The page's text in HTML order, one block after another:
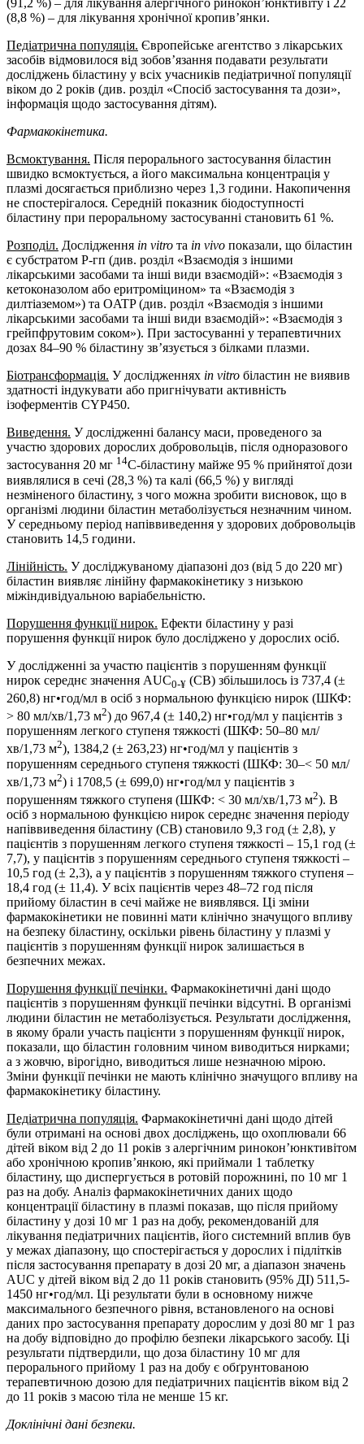
(91,2 %) – для лікування алергічного ринокон’юнктивіту і 22
(8,8 %) – для лікування хронічної кропив’янки.
Педіатрична популяція. Європейське агентство з лікарських
засобів відмовилося від зобов’язання подавати результати
досліджень біластину у всіх учасників педіатричної популяції
віком до 2 років (див. розділ «Спосіб застосування та дози»,
інформація щодо застосування дітям).
Фармакокінетика.
Всмоктування. Після перорального застосування біластин
швидко всмоктується, а його максимальна концентрація у
плазмі досягається приблизно через 1,3 години. Накопичення
не спостерігалося. Середній показник біодоступності
біластину при пероральному застосуванні становить 61 %.
Розподіл. Дослідження in vitro та in vivo показали, що біластин
є субстратом P-гп (див. розділ «Взаємодія з іншими
лікарськими засобами та інші види взаємодій»: «Взаємодія з
кетоконазолом або еритроміцином» та «Взаємодія з
дилтіаземом») та OATP (див. розділ «Взаємодія з іншими
лікарськими засобами та інші види взаємодій»: «Взаємодія з
грейпфрутовим соком»). При застосуванні у терапевтичних
дозах 84–90 % біластину зв’язується з білками плазми.
Біотрансформація. У дослідженнях in vitro біластин не виявив
здатності індукувати або пригнічувати активність
ізоферментів CYP450.
Виведення. У дослідженні балансу маси, проведеного за
участю здорових дорослих добровольців, після одноразового
застосування 20 мг 14C-біластину майже 95 % прийнятої дози
виявлялися в сечі (28,3 %) та калі (66,5 %) у вигляді
незміненого біластину, з чого можна зробити висновок, що в
організмі людини біластин метаболізується незначним чином.
У середньому період напіввиведення у здорових добровольців
становить 14,5 години.
Лінійність. У досліджуваному діапазоні доз (від 5 до 220 мг)
біластин виявляє лінійну фармакокінетику з низькою
міжіндивідуальною варіабельністю.
Порушення функції нирок. Ефекти біластину у разі
порушення функції нирок було досліджено у дорослих осіб.
У дослідженні за участю пацієнтів з порушенням функції
нирок середнє значення AUC0-¥ (СВ) збільшилось із 737,4 (±
260,8) нг•год/мл в осіб з нормальною функцією нирок (ШКФ:
> 80 мл/хв/1,73 м2) до 967,4 (± 140,2) нг•год/мл у пацієнтів з
порушенням легкого ступеня тяжкості (ШКФ: 50–80 мл/
хв/1,73 м2), 1384,2 (± 263,23) нг•год/мл у пацієнтів з
порушенням середнього ступеня тяжкості (ШКФ: 30–< 50 мл/
хв/1,73 м2) і 1708,5 (± 699,0) нг•год/мл у пацієнтів з
порушенням тяжкого ступеня (ШКФ: < 30 мл/хв/1,73 м2). В
осіб з нормальною функцією нирок середнє значення періоду
напіввиведення біластину (СВ) становило 9,3 год (± 2,8), у
пацієнтів з порушенням легкого ступеня тяжкості – 15,1 год (±
7,7), у пацієнтів з порушенням середнього ступеня тяжкості –
10,5 год (± 2,3), а у пацієнтів з порушенням тяжкого ступеня –
18,4 год (± 11,4). У всіх пацієнтів через 48–72 год після
прийому біластин в сечі майже не виявлявся. Ці зміни
фармакокінетики не повинні мати клінічно значущого впливу
на безпеку біластину, оскільки рівень біластину у плазмі у
пацієнтів з порушенням функції нирок залишається в
безпечних межах.
Порушення функції печінки. Фармакокінетичні дані щодо
пацієнтів з порушенням функції печінки відсутні. В організмі
людини біластин не метаболізується. Результати дослідження,
в якому брали участь пацієнти з порушенням функції нирок,
показали, що біластин головним чином виводиться нирками;
а з жовчю, вірогідно, виводиться лише незначною мірою.
Зміни функції печінки не мають клінічно значущого впливу на
фармакокінетику біластину.
Педіатрична популяція. Фармакокінетичні дані щодо дітей
були отримані на основі двох досліджень, що охоплювали 66
дітей віком від 2 до 11 років з алергічним ринокон’юнктивітом
або хронічною кропив’янкою, які приймали 1 таблетку
біластину, що диспергується в ротовій порожнині, по 10 мг 1
раз на добу. Аналіз фармакокінетичних даних щодо
концентрації біластину в плазмі показав, що після прийому
біластину у дозі 10 мг 1 раз на добу, рекомендованій для
лікування педіатричних пацієнтів, його системний вплив був
у межах діапазону, що спостерігається у дорослих і підлітків
після застосування препарату в дозі 20 мг, а діапазон значень
AUC у дітей віком від 2 до 11 років становить (95% ДІ) 511,5-
1450 нг•год/мл. Ці результати були в основному нижче
максимального безпечного рівня, встановленого на основі
даних про застосування препарату дорослим у дозі 80 мг 1 раз
на добу відповідно до профілю безпеки лікарського засобу. Ці
результати підтвердили, що доза біластину 10 мг для
перорального прийому 1 раз на добу є обґрунтованою
терапевтичною дозою для педіатричних пацієнтів віком від 2
до 11 років з масою тіла не менше 15 кг.
Доклінічні дані безпеки.